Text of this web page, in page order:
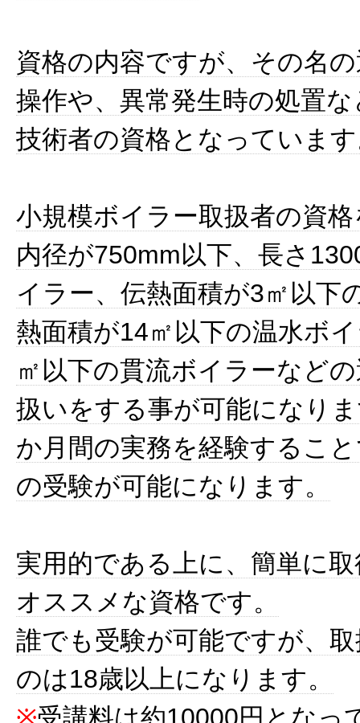
資格の内容ですが、その名
操作や、異常発生時の処置
技術者の資格となっていま
小規模ボイラー取扱者の資
内径が750mm以下、長さ
イラー、伝熱面積が3㎡以下
熱面積が14㎡以下の温水ボ
㎡以下の貫流ボイラーなど
扱いをする事が可能になり
か月間の実務を経験するこ
の受験が可能になります。
実用的である上に、簡単に
オススメな資格です。
誰でも受験が可能ですが、
のは18歳以上になります。